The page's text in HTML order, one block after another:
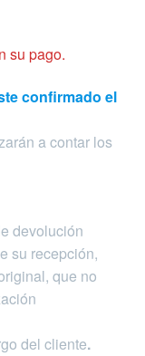
su pago.
confirmado el
a contar los
devolución
su recepción,
que no
del cliente.